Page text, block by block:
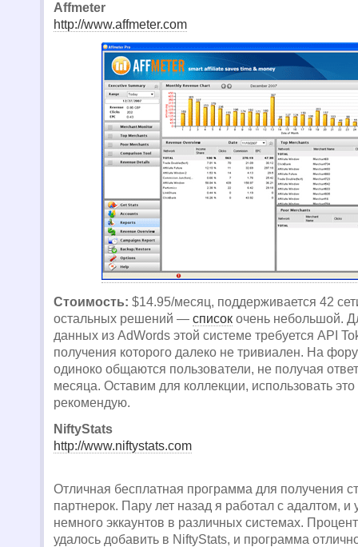
Affmeter
http://www.affmeter.com
Стоимость: $14.95/месяц, поддерживается 42
остальных решений — список очень небольшой.
данных из AdWords этой системе требуется API
получения которого далеко не тривиален. На
одиноко общаются пользователи, не получая
месяца. Оставим для коллекции, использовать
рекомендую.
NiftyStats
http://www.niftystats.com
Отличная бесплатная программа для получения
партнерок. Пару лет назад я работал с адалтом, и
немного эккаунтов в различных системах.
удалось добавить в NiftyStats, и программа